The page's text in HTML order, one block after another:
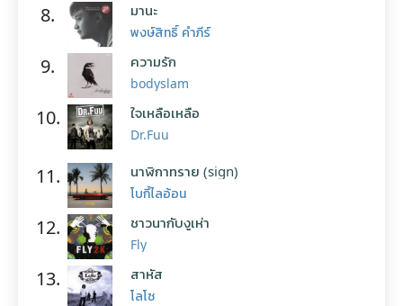
8. มานะ
พงษ์สิทธิ์ คำภีร์
9. ความรัก
bodyslam
10. ใจเหลือเหลือ
Dr.Fuu
11. นาฬิกาทราย (sign)
โบกี้ไลอ้อน
12. ชาวนากับงูเห่า
Fly
13. สาหัส
โลโซ